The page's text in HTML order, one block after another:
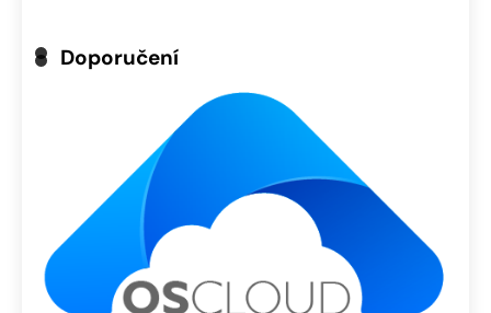
Doporučení